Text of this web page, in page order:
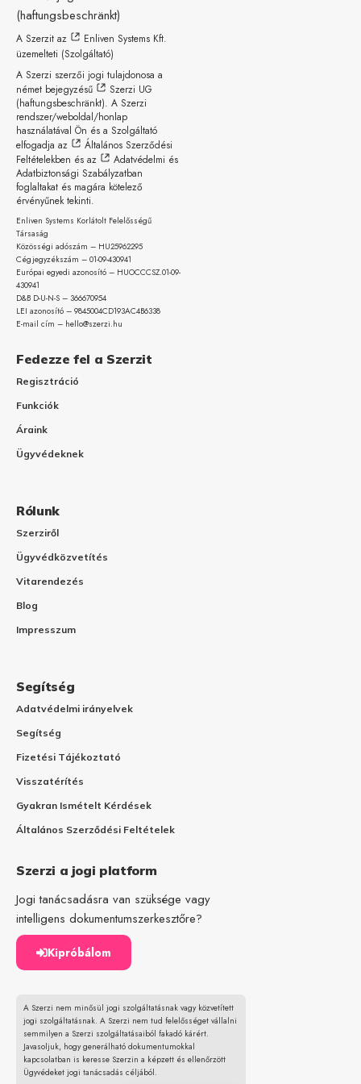
(haftungsbeschränkt)
A Szerzit az
Enliven Systems Kft.
üzemelteti (Szolgáltató)
A Szerzi szerzői jogi tulajdonosa a
német bejegyzésű
Szerzi UG
(haftungsbeschränkt). A Szerzi
rendszer/weboldal/honlap
használatával Ön és a Szolgáltató
elfogadja az
Általános Szerződési
Feltételekben és az
Adatvédelmi és
Adatbiztonsági Szabályzatban
foglaltakat és magára kötelező
érvényűnek tekinti.
Enliven Systems Korlátolt Felelősségű
Társaság
Közösségi adószám – HU25962295
Cégjegyzékszám – 01-09-430941
Európai egyedi azonosító – HUOCCCSZ.01-09-
430941
D&B D-U-N-S – 366670954
LEI azonosító – 9845004CD193AC4B6338
E-mail cím – hello@szerzi.hu
Fedezze fel a Szerzit
Regisztráció
Funkciók
Áraink
Ügyvédeknek
Rólunk
Szerziről
Ügyvédközvetítés
Vitarendezés
Blog
Impresszum
Segítség
Adatvédelmi irányelvek
Segítség
Fizetési Tájékoztató
Visszatérítés
Gyakran Ismételt Kérdések
Általános Szerződési Feltételek
Szerzi a jogi platform
Jogi tanácsadásra van szüksége vagy
intelligens dokumentumszerkesztőre?
Kipróbálom
A Szerzi nem minősül jogi szolgáltatásnak vagy közvetített
jogi szolgáltatásnak. A Szerzi nem tud felelősséget vállalni
semmilyen a Szerzi szolgáltatásaiból fakadó kárért.
Javasoljuk, hogy generálható dokumentumokkal
kapcsolatban is keresse Szerzin a képzett és ellenőrzött
Ügyvédeket jogi tanácsadás céljából.